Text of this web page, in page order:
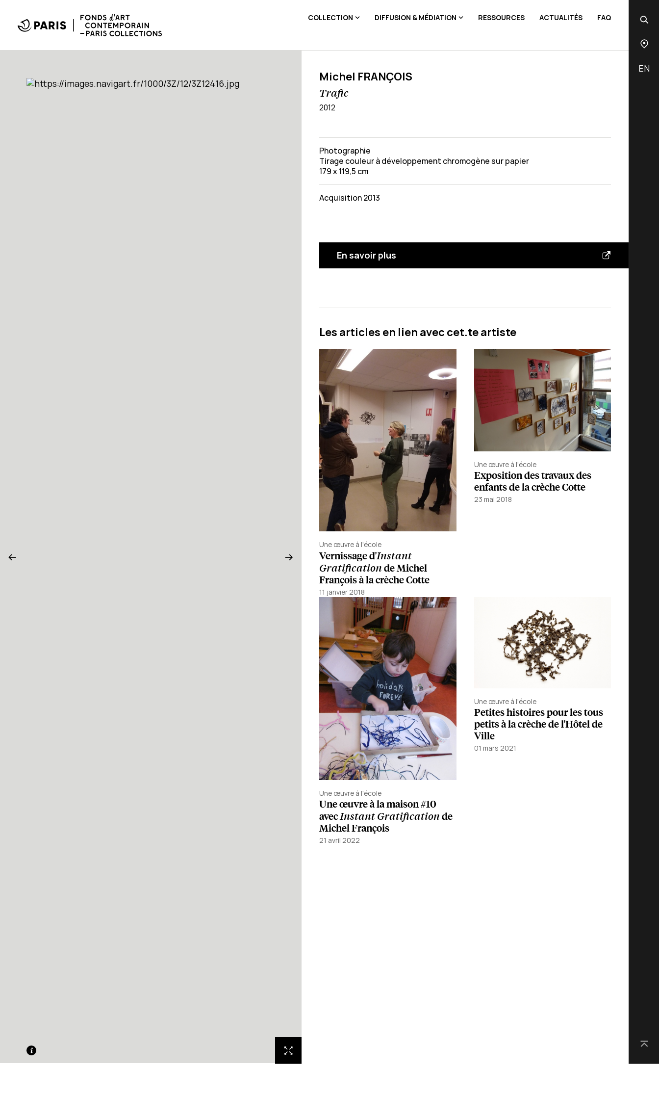
EN
COLLECTION DIFFUSION & MÉDIATION RESSOURCES ACTUALITÉS FAQ
Michel FRANÇOIS
Trafic
2012
Photographie
Tirage couleur à développement chromogène sur papier
179 x 119,5 cm
Acquisition 2013
En savoir plus
Les articles en lien avec cet.te artiste
Une œuvre à l'école
Vernissage d'Instant
Gratification de Michel
François à la crèche Cotte
11 janvier 2018
Une œuvre à l'école
Exposition des travaux des
enfants de la crèche Cotte
23 mai 2018
Une œuvre à l'école
Une œuvre à la maison #10
avecInstant Gratification de
Michel François
21 avril 2022
Une œuvre à l'école
Petites histoires pour les tous
petits à la crèche de l'Hôtel de
Ville
01 mars 2021